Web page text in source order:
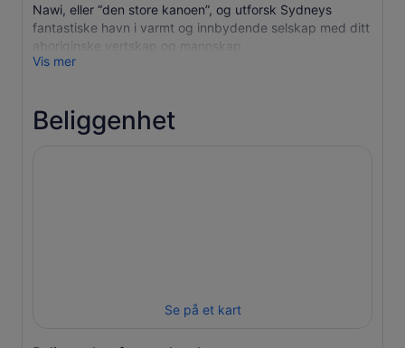
Nawi, eller “den store kanoen”, og utforsk Sydneys
fantastiske havn i varmt og innbydende selskap med ditt
aboriginske vertskap og mannskap.
Oppdag Sydney gjennom aboriginernes øyne
høre fengslende historier om Cadigal-, Guringai-,
Wangal-, Gammeraigal- og Wallumedegal-folket, de
Gjennom visdommen til stammekrigerne dine får du lære
Vis mer
Beliggenhet
Se på et kart